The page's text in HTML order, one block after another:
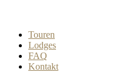
Touren
Lodges
FAQ
Kontakt